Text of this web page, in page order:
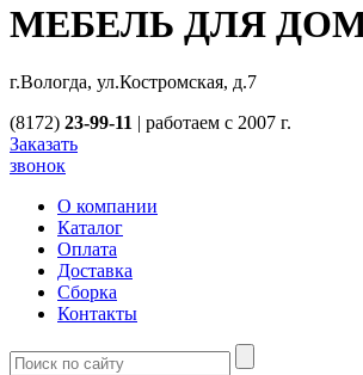
МЕБЕЛЬ ДЛЯ
г.Вологда, ул.Костромская, д.7
(8172) 23-99-11 | работаем с 2007 г.
Заказать
звонок
О компании
Каталог
Оплата
Доставка
Сборка
Контакты